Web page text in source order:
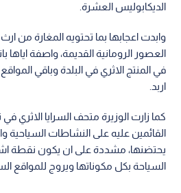
الديكابوليس العشرة.
وابدت اعجابها بما تحتويه المغارة من
العصور الرومانية القديمة، واصفة
في المنتج الاثري في البلدة وباقي
اربد.
كما زارت الوزيرة متحف السرايا الاثري
القائمين عليه على النشاطات السياحية
يحتضنها، مشددة على ان يكون نقطة
السياحة بكل مكوناتها ويروج للمواقع